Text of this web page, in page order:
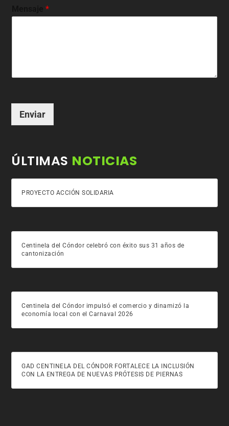
Mensaje*
Enviar
ÚLTIMAS NOTICIAS
PROYECTO ACCIÓN SOLIDARIA
Centinela del Cóndor celebró con éxito sus 31 años de
cantonización
Centinela del Cóndor impulsó el comercio y dinamizó la
economía local con el Carnaval 2026
GAD CENTINELA DEL CÓNDOR FORTALECE LA INCLUSIÓN
CON LA ENTREGA DE NUEVAS PRÓTESIS DE PIERNAS